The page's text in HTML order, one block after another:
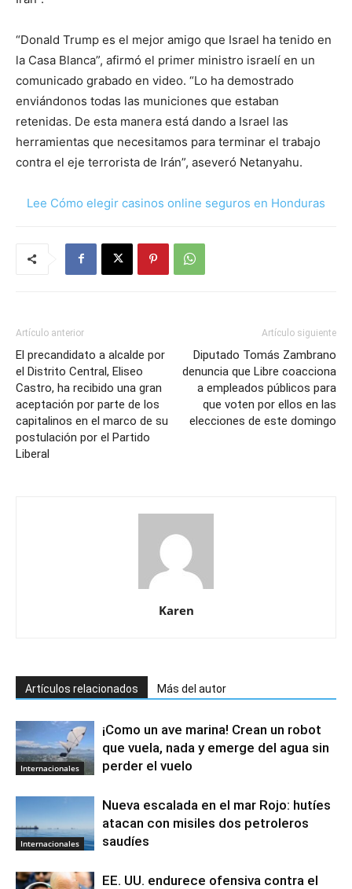
“Donald Trump es el mejor amigo que Israel ha tenido en
la Casa Blanca”, afirmó el primer ministro israelí en un
comunicado grabado en video. “Lo ha demostrado
enviándonos todas las municiones que estaban
retenidas. De esta manera está dando a Israel las
herramientas que necesitamos para terminar el trabajo
contra el eje terrorista de Irán”, aseveró Netanyahu.
Lee Cómo elegir casinos online seguros en Honduras
Artículo anterior
El precandidato a alcalde por
el Distrito Central, Eliseo
Castro, ha recibido una gran
aceptación por parte de los
capitalinos en el marco de su
postulación por el Partido
Liberal
Artículo siguiente
Diputado Tomás Zambrano
denuncia que Libre coacciona
a empleados públicos para
que voten por ellos en las
elecciones de este domingo
Karen
Artículos relacionados Más del autor
Internacionales
¡Como un ave marina! Crean un robot
que vuela, nada y emerge del agua sin
perder el vuelo
Internacionales
Nueva escalada en el mar Rojo: hutíes
atacan con misiles dos petroleros
saudíes
EE. UU. endurece ofensiva contra el